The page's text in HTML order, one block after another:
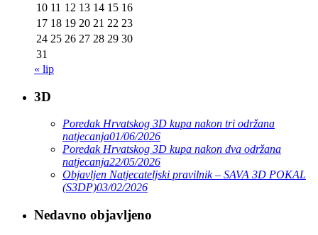
10 11 12 13 14 15 16
17 18 19 20 21 22 23
24 25 26 27 28 29 30
31
« lip
3D
Poredak Hrvatskog 3D kupa nakon tri održana
natjecanja01/06/2026
Poredak Hrvatskog 3D kupa nakon dva održana
natjecanja22/05/2026
Objavljen Natjecateljski pravilnik – SAVA 3D POKAL
(S3DP)03/02/2026
Nedavno objavljeno